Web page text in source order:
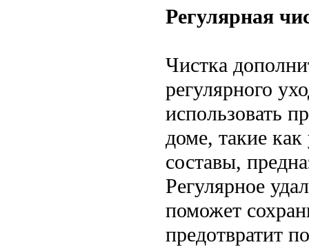
Регулярная
Чистка
регулярного
использовать
доме, такие
составы,
Регулярное
поможет
предотвратит